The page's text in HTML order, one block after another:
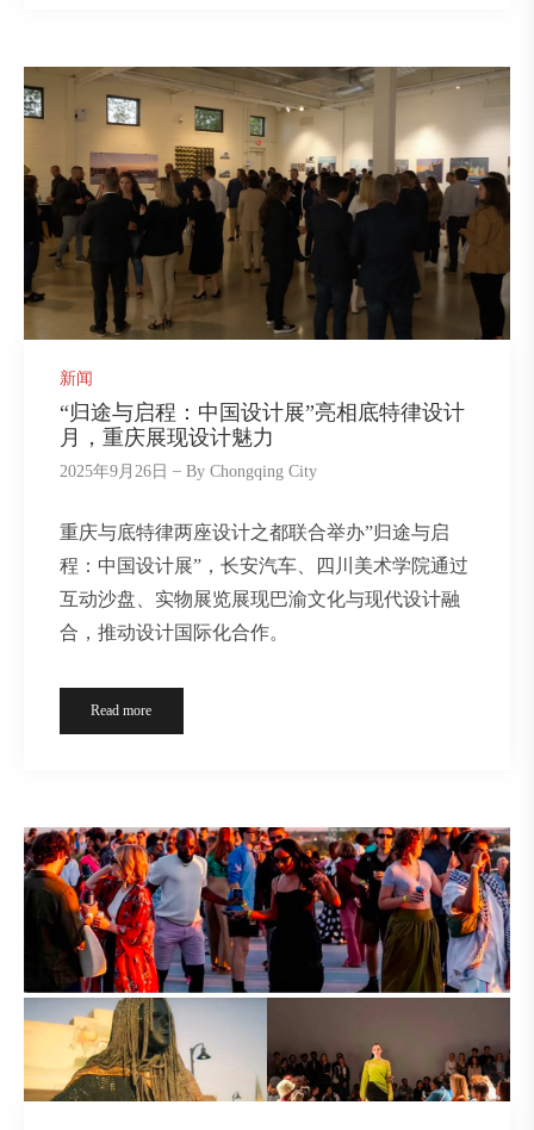
新闻
“归途与启程：中国设计展”亮相底特律设计
月，重庆展现设计魅力
2025年9月26日 ByChongqing City
重庆与底特律两座设计之都联合举办”归途与启
程：中国设计展”，长安汽车、四川美术学院通过
互动沙盘、实物展览展现巴渝文化与现代设计融
合，推动设计国际化合作。
Read more